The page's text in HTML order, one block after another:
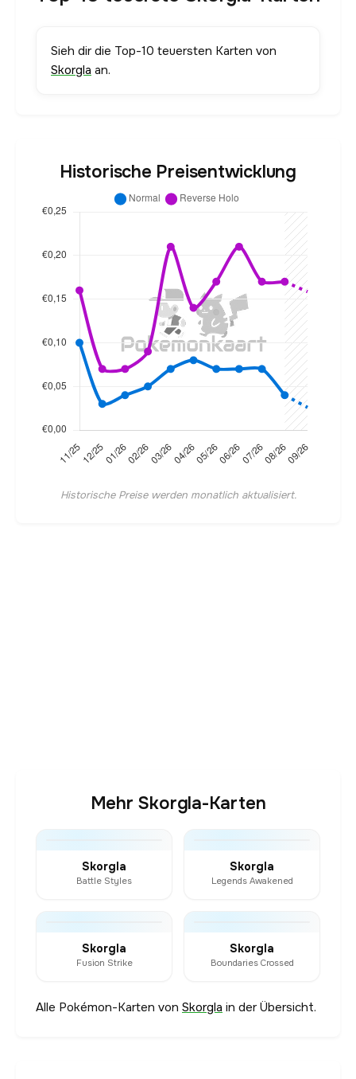
Sieh dir die Top-10 teuersten Karten von
Skorgla an.
Historische Preisentwicklung
Historische Preise werden monatlich aktualisiert.
Mehr Skorgla-Karten
Skorgla
Battle Styles
Skorgla
Legends Awakened
Skorgla
Fusion Strike
Skorgla
Boundaries Crossed
Alle Pokémon-Karten von Skorgla in der Übersicht.